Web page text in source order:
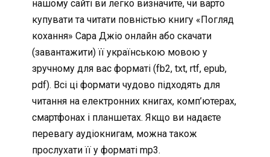
нашому сайті ви легко визначите, чи варто
купувати та читати повністью книгу «Погляд
кохання» Сара Джіо онлайн або скачати
(завантажити) її українською мовою у
зручному для вас форматі (fb2, txt, rtf, epub,
pdf). Всі ці формати чудово підходять для
читання на електронних книгах, комп’ютерах,
смартфонах і планшетах. Якщо ви надаєте
перевагу аудіокнигам, можна також
прослухати її у форматі mp3.